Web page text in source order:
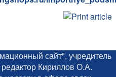
сайт", учредитель
Кириллов О.А.